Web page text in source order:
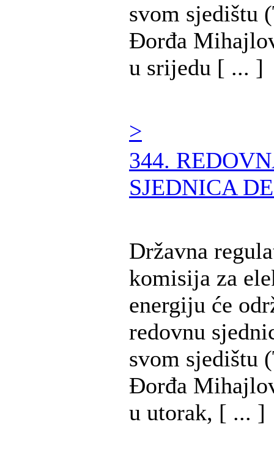
svom sjedištu
Đorđa
u srijedu [ ... ]
>
344.
SJEDNICA
Državna
komisija za
energiju će
redovnu
svom sjedištu
Đorđa
u utorak, [ ... ]